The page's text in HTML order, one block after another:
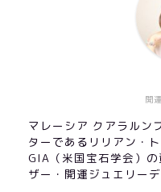
開
マレーシア クアラルン
ターであるリリアン・
GIA（米国宝石学会）
ザー・開運ジュエリーデ